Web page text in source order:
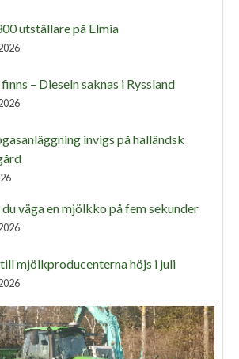
utställare på Elmia
– Dieseln saknas i Ryssland
invigs på halländsk
du väga en mjölkko på fem sekunder
mjölkproducenterna höjs i juli